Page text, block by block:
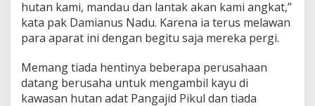
hutan kami, mandau dan lantak akan kami angkat,”
kata pak Damianus Nadu. Karena ia terus melawan
para aparat ini dengan begitu saja mereka pergi.
Memang tiada hentinya beberapa perusahaan
datang berusaha untuk mengambil kayu di
kawasan hutan adat Pangajid Pikul dan tiada